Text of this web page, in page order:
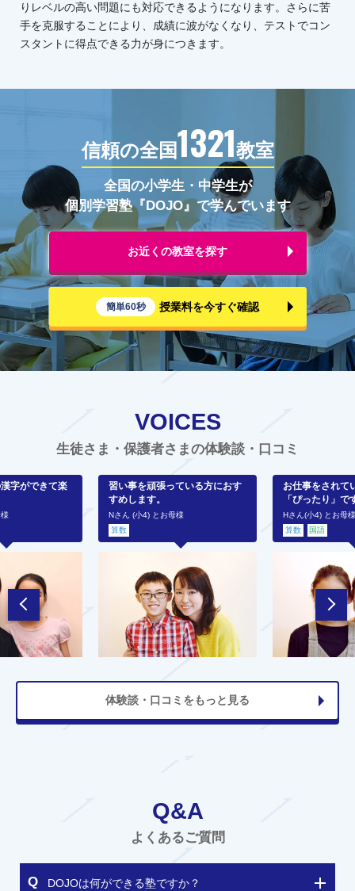
りレベルの高い問題にも対応できるようになります。さらに苦
手を克服することにより、成績に波がなくなり、テストでコン
スタントに得点できる力が身につきます。
信頼の全国1321教室
全国の小学生・中学生が
個別学習塾『DOJO』で学んでいます
お近くの教室を探す
簡単60秒 授業料を今すぐ確認
VOICES
生徒さま・保護者さまの体験談・口コミ
字ができて楽
習い事を頑張っている方におす
すめします。
Nさん (小4) とお母様
算数
お仕事をされて
「ぴったり」で
Hさん(小4) とお母
算数
国語
体験談・口コミをもっと見る
Q&A
よくあるご質問
DOJOは何ができる塾ですか？